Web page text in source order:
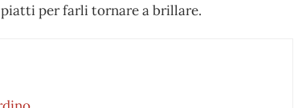
piatti per farli tornare a brillare.